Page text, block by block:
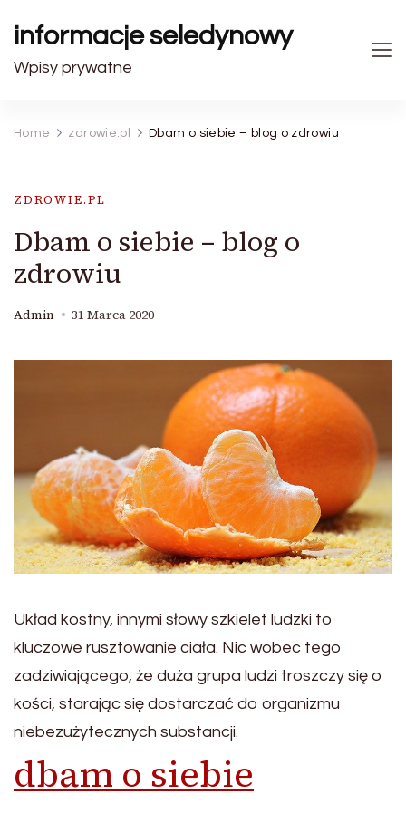
informacje seledynowy
Wpisy prywatne
Home zdrowie.pl Dbam o siebie – blog o zdrowiu
ZDROWIE.PL
Dbam o siebie – blog o
zdrowiu
Admin 31 Marca 2020
Układ kostny, innymi słowy szkielet ludzki to
kluczowe rusztowanie ciała. Nic wobec tego
zadziwiającego, że duża grupa ludzi troszczy się o
kości, starając się dostarczać do organizmu
niebezużytecznych substancji.
dbam o siebie